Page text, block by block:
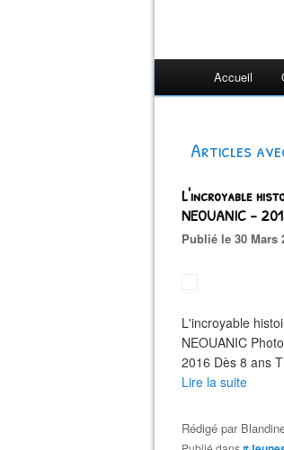
Accueil
Articles
L'incroyable
NEOUANIC –
Publié le 30 Mars
L'incroyable
NEOUANIC
2016 Dès 8 ans
Lire la suite
Rédigé par